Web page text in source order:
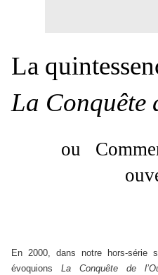
La
La Conquête
ou
En 2000, dans notre hors-série
évoquions La Conquête de